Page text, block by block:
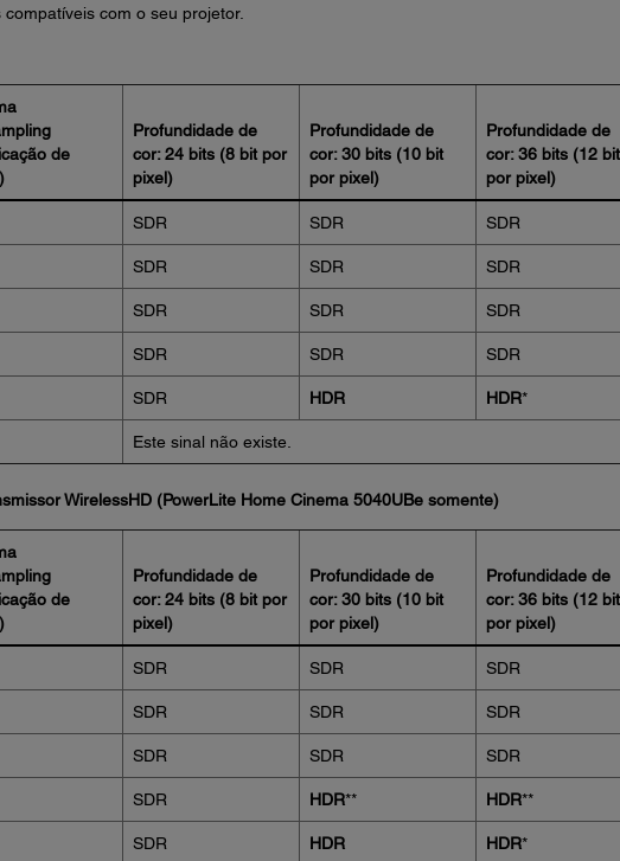
com o seu projetor.
de
Profundidade de
cor: 24 bits (8 bit por
pixel)
Profundidade de
cor: 30 bits (10 bit
por pixel)
Profundidade de
cor: 36 bits (12 bit
por pixel)
SDR SDR SDR
SDR SDR SDR
SDR SDR SDR
SDR SDR SDR
SDR HDR HDR*
Este sinal não existe.
WirelessHD (PowerLite Home Cinema 5040UBe somente)
de
Profundidade de
cor: 24 bits (8 bit por
pixel)
Profundidade de
cor: 30 bits (10 bit
por pixel)
Profundidade de
cor: 36 bits (12 bit
por pixel)
SDR SDR SDR
SDR SDR SDR
SDR SDR SDR
SDR HDR** HDR**
SDR HDR HDR*